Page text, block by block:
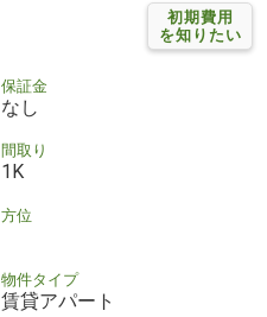
初期費用
を知りたい
保証金
なし
間取り
1K
方位
物件タイプ
賃貸アパート